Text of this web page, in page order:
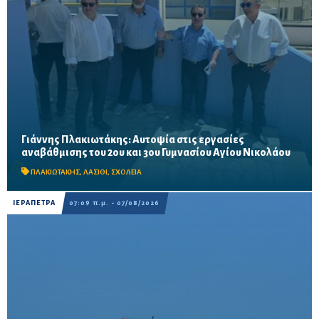
Γιάννης Πλακιωτάκης: Αυτοψία στις εργασίες
αναβάθμισης του 2ου και 3ου Γυμνασίου Αγίου Νικολάου
ΠΛΑΚΙΩΤΑΚΗΣ, ΛΑΣΙΘΙ , ΣΧΟΛΕΙΑ
Οι παρεμβάσεις του προγράμματος «Μαριέττα Γιαννάκου»
αναμένεται να ολοκληρωθούν πριν από τη νέα σχολική χρονιά –
Προβλέπονται ανακαινίσεις αιθουσών, αύλειων και...
ΙΕΡΑΠΕΤΡΑ 07:09 π.μ. - 07/08/2026